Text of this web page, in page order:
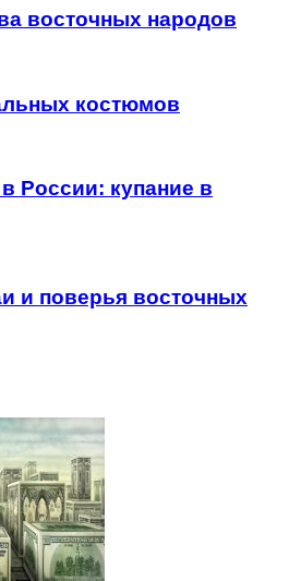
восточных народов
костюмов
России: купание в
и поверья восточных